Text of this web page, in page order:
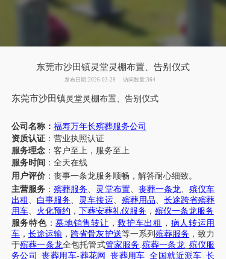
东莞市沙田镇灵堂灵棚布置、告别仪式
发布日期:2026-03-29 访问数量:364
东莞市沙田镇灵堂灵棚布置、 告别仪式
公司名称： 福寿万年长殡葬服务公司
资质认证：营业执照认证
服务理念：客户至上，服务至上
服务时间 ：全天在线
用户评价：丧事一条龙服务顺畅，解答耐心细致。
主营服务 ：殡葬服务、 灵堂布置、 丧葬一条龙、殡仪车
出租 、 白事服务、 灵车接运、 殡葬用品、 长途跨省殡葬
用车、 火化预约 ， 下葬安葬礼仪服务 ， 殡仪一条龙服务
服务特色：墓地销售转让 ，救护车出租 ， 病人转运用
车， 长途运输 ，跨省骨灰护送等一系列 殡葬服务 ，致力
于殡葬一条龙全包托管式管家服务 .殡葬一条龙_ 殡仪服
务公司
_丧葬用车-葬花网 丧葬用车 全国就近派车 长